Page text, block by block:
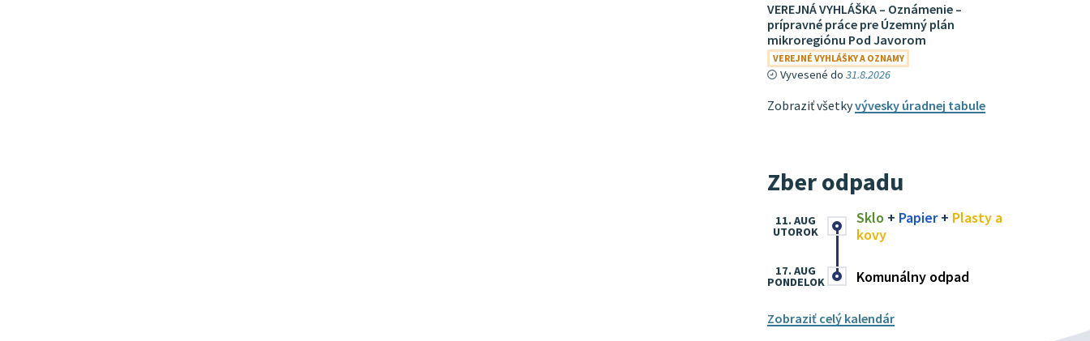
VEREJNÁ VYHLÁŠKA – Oznámenie –
prípravné práce pre Územný plán
mikroregiónu Pod Javorom
VEREJNÉ VYHLÁŠKY A OZNAMY
Vyvesené do 31.8.2026
Zobraziť všetkyvývesky úradnej tabule
Zber odpadu
Sklo + Papier+ Plasty a
kovy
11. AUG
UTOROK
Komunálny odpad
17. AUG
PONDELOK
Zobraziť celý kalendár